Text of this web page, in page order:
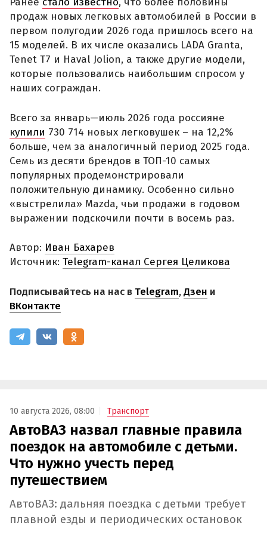
продаж новых легковых автомобилей в России в
первом полугодии 2026 года пришлось всего на
15 моделей. В их числе оказались LADA Granta,
Tenet T7 и Haval Jolion, а также другие модели,
которые пользовались наибольшим спросом у
наших сограждан.
Всего за январь—июль 2026 года россияне
купили 730 714 новых легковушек – на 12,2%
больше, чем за аналогичный период 2025 года.
Семь из десяти брендов в ТОП-10 самых
популярных продемонстрировали
положительную динамику. Особенно сильно
«выстрелила» Mazda, чьи продажи в годовом
выражении подскочили почти в восемь раз.
Автор: Иван Бахарев
Источник: Telegram-канал Сергея Целикова
Подписывайтесь на нас в Telegram,Дзен и
ВКонтакте
10 августа 2026, 08:00 Транспорт
АвтоВАЗ назвал главные правила
поездок на автомобиле с детьми.
Что нужно учесть перед
путешествием
АвтоВАЗ: дальняя поездка с детьми требует
плавной езды и периодических остановок